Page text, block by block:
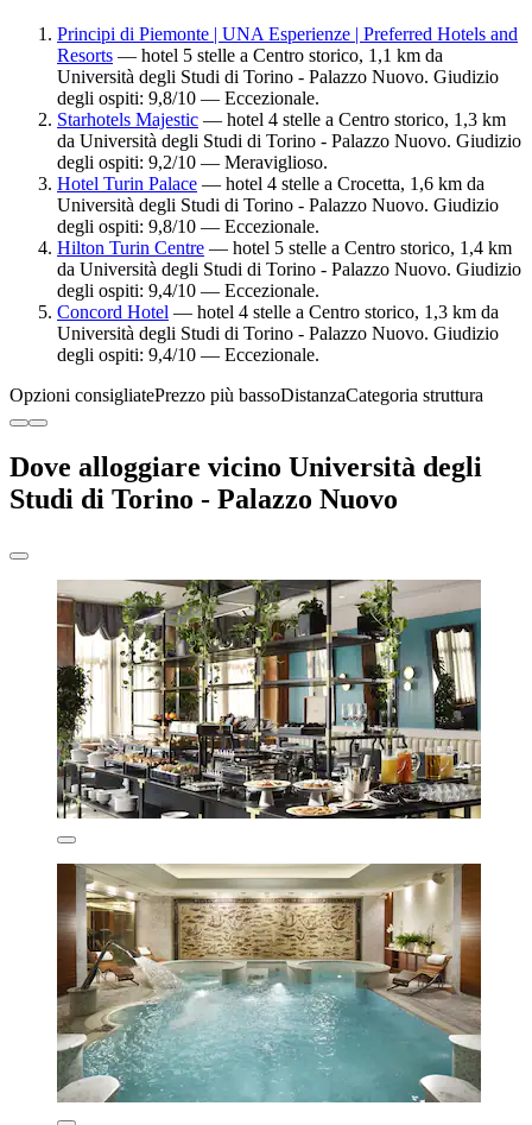
Principi di Piemonte | UNA Esperienze | Preferred Hotels and
Resorts — hotel 5 stelle a Centro storico, 1,1 km da
Università degli Studi di Torino - Palazzo Nuovo. Giudizio
degli ospiti: 9,8/10 — Eccezionale.
Starhotels Majestic — hotel 4 stelle a Centro storico, 1,3 km
da Università degli Studi di Torino - Palazzo Nuovo. Giudizio
degli ospiti: 9,2/10 — Meraviglioso.
Hotel Turin Palace — hotel 4 stelle a Crocetta, 1,6 km da
Università degli Studi di Torino - Palazzo Nuovo. Giudizio
degli ospiti: 9,8/10 — Eccezionale.
Hilton Turin Centre — hotel 5 stelle a Centro storico, 1,4 km
da Università degli Studi di Torino - Palazzo Nuovo. Giudizio
degli ospiti: 9,4/10 — Eccezionale.
Concord Hotel — hotel 4 stelle a Centro storico, 1,3 km da
Università degli Studi di Torino - Palazzo Nuovo. Giudizio
degli ospiti: 9,4/10 — Eccezionale.
Opzioni consigliatePrezzo più bassoDistanzaCategoria struttura
Dove alloggiare vicino Università degli
Studi di Torino - Palazzo Nuovo